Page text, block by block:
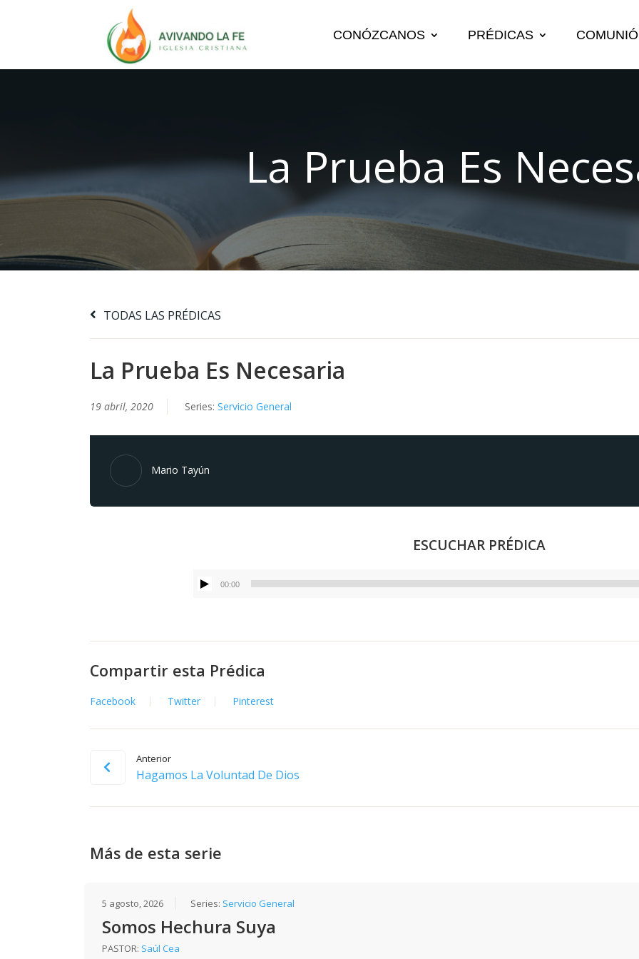
CONÓZCANOS PRÉDICAS
La Prueba Es
TODAS LAS PRÉDICAS
La Prueba Es Necesaria
19 abril, 2020 Series: Servicio General
Mario Tayún
ESCUCHAR PRÉDICA
Reproductor
00:00
Compartir esta Prédica
Facebook Twitter Pinterest
Anterior
Hagamos La Voluntad De Dios
Más de esta serie
5 agosto, 2026 Series: Servicio General
Somos Hechura Suya
PASTOR: Saúl Cea